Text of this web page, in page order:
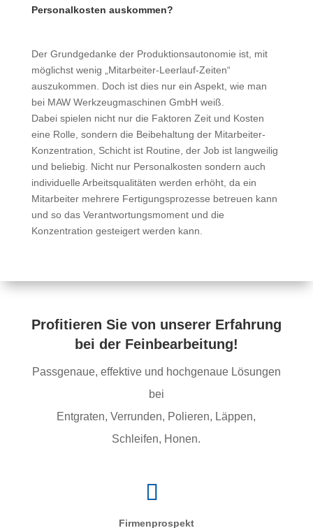
Personalkosten auskommen?
Der Grundgedanke der Produktions­autonomie ist, mit
möglichst wenig „Mitarbeiter-Leerlauf-Zeiten“
auszukommen. Doch ist dies nur ein Aspekt, wie man
bei MAW Werkzeugmaschinen GmbH weiß.
Dabei spielen nicht nur die Faktoren Zeit und Kosten
eine Rolle, sondern die Beibehaltung der Mitarbeiter-
Konzentration, Schicht ist Routine, der Job ist langweilig
und beliebig. Nicht nur Personalkosten sondern auch
individuelle Arbeitsqualitäten werden erhöht, da ein
Mitarbeiter mehrere Fertigungsprozesse betreuen kann
und so das Verantwortungsmoment und die
Konzentration gesteigert werden kann.
Profitieren Sie von unserer Erfahrung
bei der Feinbearbeitung!
Passgenaue, effektive und hochgenaue Lösungen
bei
Entgraten, Verrunden, Polieren, Läppen,
Schleifen, Honen.
Firmenprospekt